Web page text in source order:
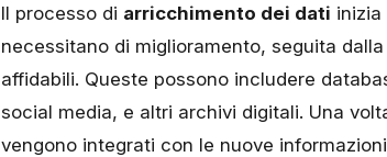
Il processo di arricchimento dei dati
necessitano di miglioramento, seguita
affidabili. Queste possono includere
social media, e altri archivi digitali. Una
vengono integrati con le nuove